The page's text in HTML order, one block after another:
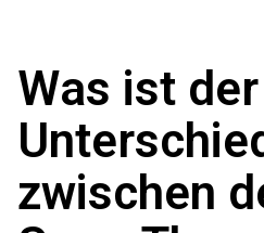
Was ist der
zwischen